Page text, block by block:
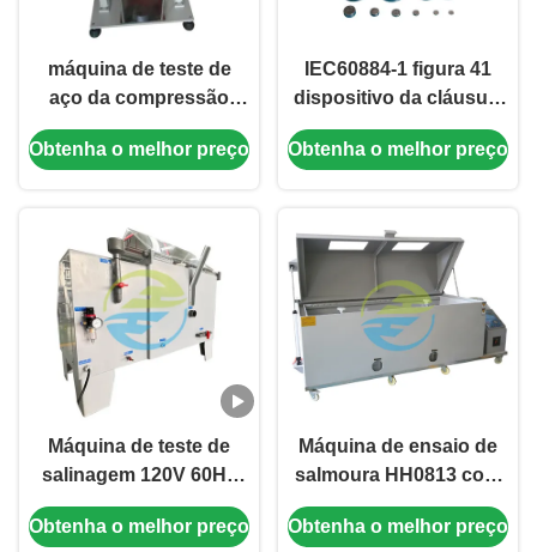
máquina de teste de
aço da compressão
300N
Obtenha o melhor preço
IEC60884-1 figura 41
dispositivo da cláusula
30,1 do recorte da alta
temperatura
Obtenha o melhor preço
Máquina de teste de
salinagem 120V 60Hz
fonte de alimentação
108L capacidade
Obtenha o melhor preço
Máquina de ensaio de
salmoura HH0813 com
equipamento de ensaio
de capacidade do
Obtenha o melhor preço